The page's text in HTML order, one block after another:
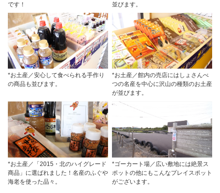
です！
並びます。
*お土産／安心して食べられる手作り
の商品も並びます。
*お土産／館内の売店にはしょさんべ
つの名産を中心に沢山の種類のお土産
が並びます。
*お土産／「2015・北のハイグレード
商品」に選ばれました！名産のふぐや
海老を使った品々。
*ゴーカート場／広い敷地には絶景ス
ポットの他にもこんなプレイスポット
がございます。